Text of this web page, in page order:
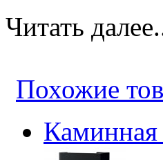
Читать
Похожие